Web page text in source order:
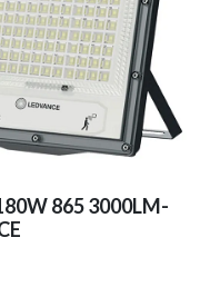
865 3000LM-